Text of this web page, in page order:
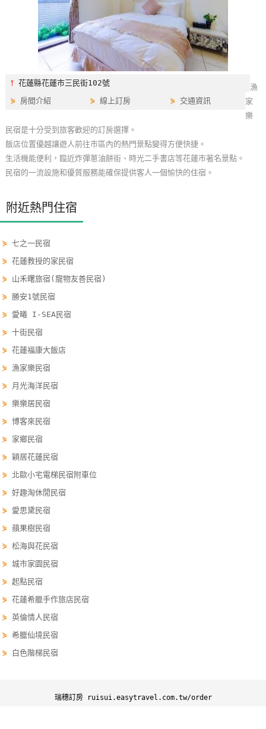
紅
帶
你
玩
玩
樂
地
顧
客
服
顧
滿
意
度
訂
單
管
理
會
員
戶
客
聯
⫯花蓮縣花蓮市三民街102號
⋟ 房間介紹 ⋟線上訂房 ⋟ 交通資訊
漁
家
樂
民宿是十分受到旅客歡迎的訂房選擇。
飯店位置優越讓遊人前往市區內的熱門景點變得方便快捷。
生活機能便利，臨近炸彈蔥油餅街、時光二手書店等花蓮市著名景點。
民宿的一流設施和優質服務能確保提供客人一個愉快的住宿。
附近熱門住宿
⋟七之一民宿
⋟花蓮教授的家民宿
⋟ 山禾曙旅宿(寵物友善民宿)
⋟
勝安1號民宿
⋟ 愛曦 I-SEA民宿
⋟十街民宿
⋟花蓮福康大飯店
⋟漁家樂民宿
⋟ 月光海洋民宿
⋟樂樂居民宿
⋟博客來民宿
⋟ 家鄉民宿
⋟穎居花蓮民宿
⋟北歐小宅電梯民宿附車位
⋟好趣淘休閒民宿
⋟ 愛思黛民宿
⋟蘋果樹民宿
⋟松海與花民宿
⋟城市家園民宿
⋟起點民宿
⋟花蓮希臘手作旅店民宿
⋟英倫情人民宿
⋟希臘仙境民宿
⋟
白色階梯民宿
瑞穗訂房 ruisui.easytravel.com.tw/order